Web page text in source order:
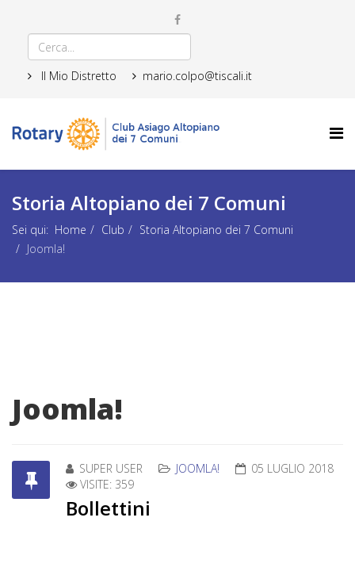
Il Mio Distretto mario.colpo@tiscali.it
Storia Altopiano dei 7 Comuni
Sei qui: Home Club
Storia Altopiano dei 7 Comuni
Joomla!
Joomla!
SUPER USER JOOMLA!
05 LUGLIO 2018
VISITE: 359
Bollettini